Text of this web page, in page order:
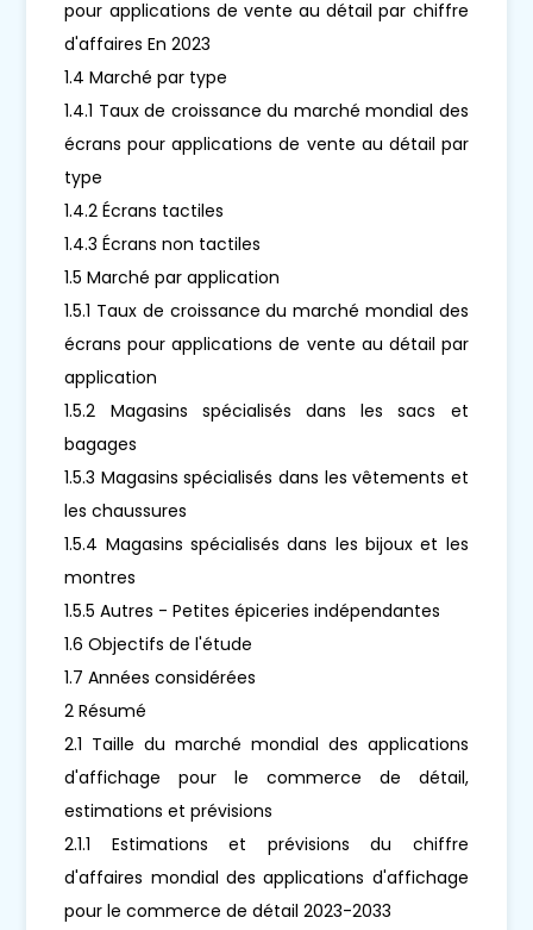
pour applications de vente au détail par chiffre
d'affaires En 2023
1.4 Marché par type
1.4.1 Taux de croissance du marché mondial des
écrans pour applications de vente au détail par
type
1.4.2 Écrans tactiles
1.4.3 Écrans non tactiles
1.5 Marché par application
1.5.1 Taux de croissance du marché mondial des
écrans pour applications de vente au détail par
application
1.5.2 Magasins spécialisés dans les sacs et
bagages
1.5.3 Magasins spécialisés dans les vêtements et
les chaussures
1.5.4 Magasins spécialisés dans les bijoux et les
montres
1.5.5 Autres - Petites épiceries indépendantes
1.6 Objectifs de l'étude
1.7 Années considérées
2 Résumé
2.1 Taille du marché mondial des applications
d'affichage pour le commerce de détail,
estimations et prévisions
2.1.1 Estimations et prévisions du chiffre
d'affaires mondial des applications d'affichage
pour le commerce de détail 2023-2033